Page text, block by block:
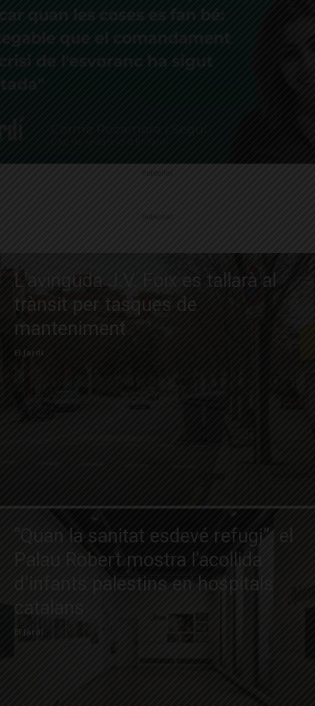
Publicitat
Publicitat
L’avinguda J.V. Foix es tallarà al
trànsit per tasques de
manteniment
El Jardí
“Quan la sanitat esdevé refugi”: el
Palau Robert mostra l’acollida
d’infants palestins en hospitals
catalans
El Jardí